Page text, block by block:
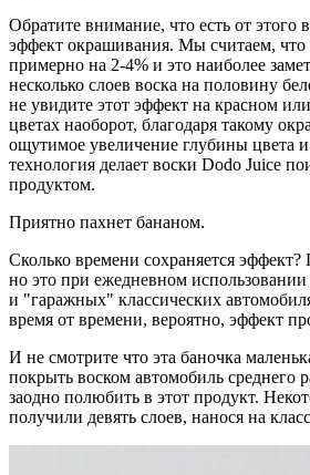
Обратите внимание, что есть от этого
эффект окрашивания. Мы считаем, что
примерно на 2-4% и это наиболее
несколько слоев воска на половину
не увидите этот эффект на красном
цветах наоборот, благодаря такому
ощутимое увеличение глубины цвета
технология делает воски Dodo Juice
продуктом.
Приятно пахнет бананом.
Сколько времени сохраняется
но это при ежедневном
и "гаражных" классических
время от времени, вероятно, эффект
И не смотрите что эта баночка
покрыть воском автомобиль среднего
заодно полюбить в этот продукт.
получили девять слоев, нанося на